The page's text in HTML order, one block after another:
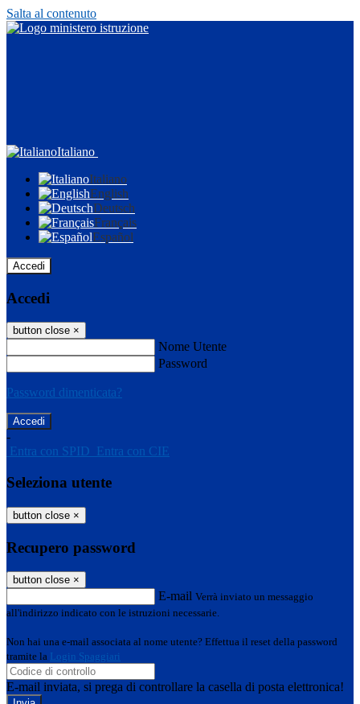
Salta al contenuto
Italiano
Italiano
English
Deutsch
Français
Español
Accedi
Accedi
button close ×
Nome Utente
Password
Password dimenticata?
-
Entra con SPID Entra con CIE
Seleziona utente
button close ×
Recupero password
button close ×
E-mail Verrà inviato un messaggio
all'indirizzo indicato con le istruzioni necessarie.
Non hai una e-mail associata al nome utente? Effettua il reset della password
tramite la Login Spaggiari
E-mail inviata, si prega di controllare la casella di posta elettronica!